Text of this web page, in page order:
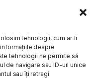
tehnologii, cum ar fi
despre
tehnologii ne permite să
de navigare sau ID-uri unice
sau îți retragi